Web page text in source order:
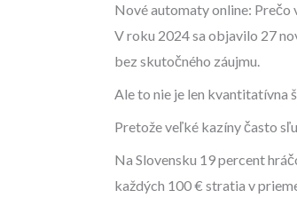
Nové automaty online:
V roku 2024 sa objavilo 27
bez skutočného záujmu.
Ale to nie je len kvantitatívna
Pretože veľké kazíny často
Na Slovensku 19 percent
každých 100 € stratia v